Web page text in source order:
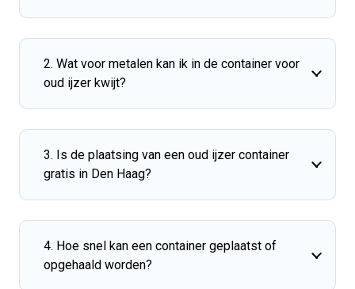
2. Wat voor metalen kan ik in de container voor
oud ijzer kwijt?
3. Is de plaatsing van een oud ijzer container
gratis in Den Haag?
4. Hoe snel kan een container geplaatst of
opgehaald worden?